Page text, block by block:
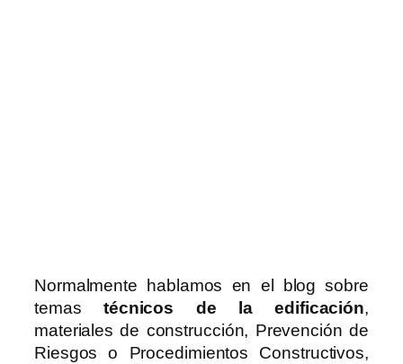
Normalmente hablamos en el blog sobre
temas técnicos de la edificación,
materiales de construcción, Prevención de
Riesgos o Procedimientos Constructivos,